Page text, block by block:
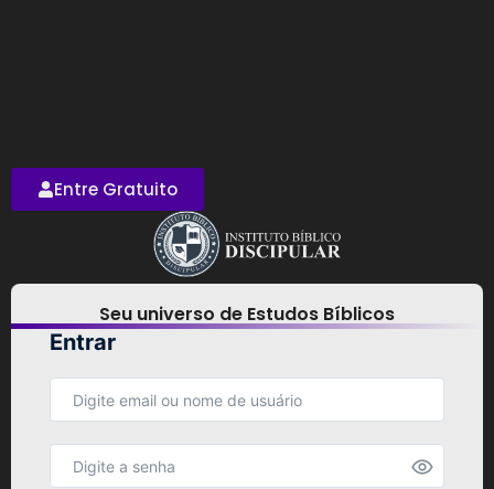
Entre Gratuito
Seu universo de Estudos Bíblicos
Entrar